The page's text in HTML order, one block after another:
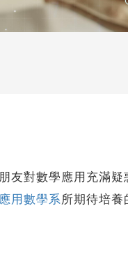
對數學應用充滿疑
用數學系所期待培養